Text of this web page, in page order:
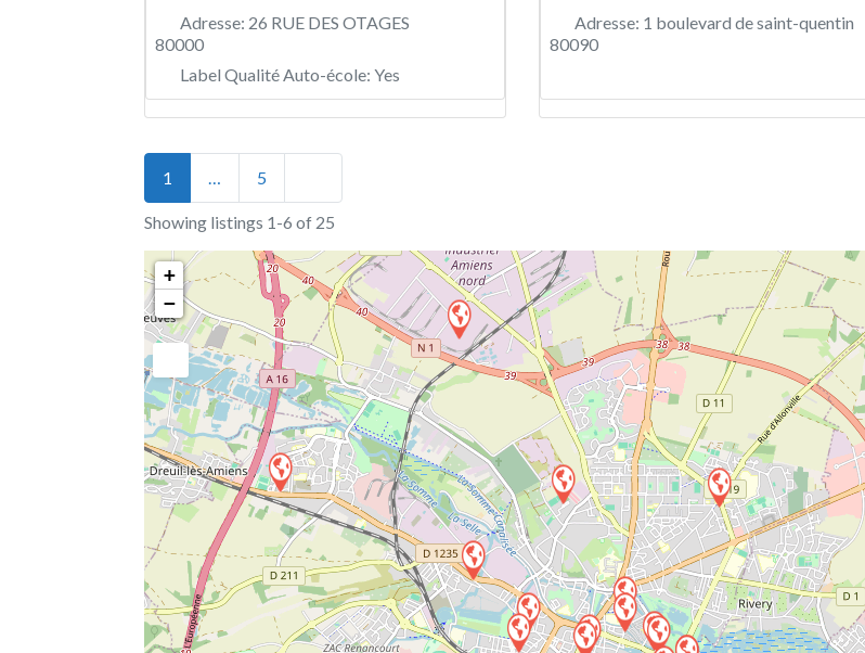
Adresse: 26 RUE DES OTAGES
80000
Label Qualité Auto-école: Yes
Adresse: 1 boulevard de saint-quentin
80090
Posts navigation
1 5
Showing listings 1-6 of 25
+
−